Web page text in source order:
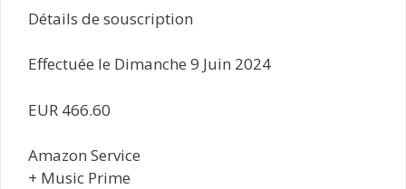
Détails de souscription
Effectuée le Dimanche 9 Juin 2024
EUR 466.60
Amazon Service
+ Music Prime